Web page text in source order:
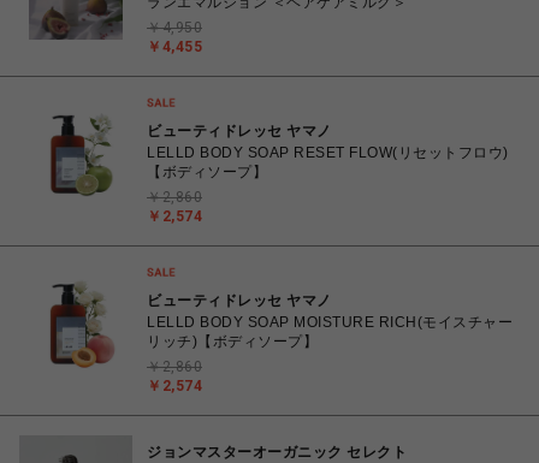
￥4,455
￥4,950
ビューティドレッセ ヤマノ
LELLD BODY SOAP RESET FLOW(リセットフロウ)
【ボディソープ】
￥2,574
￥2,860
ビューティドレッセ ヤマノ
LELLD BODY SOAP MOISTURE RICH(モイスチャー
リッチ)【ボディソープ】
￥2,574
￥2,860
ジョンマスターオーガニック セレクト